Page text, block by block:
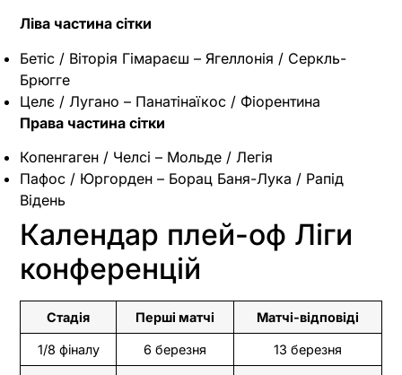
Ліва частина сітки
Бетіс / Віторія Гімараєш – Ягеллонія / Серкль-
Брюгге
Целє / Лугано – Панатінаїкос / Фіорентина
Права частина сітки
Копенгаген / Челсі – Мольде / Легія
Пафос / Юргорден – Борац Баня-Лука / Рапід
Відень
Календар плей-оф Ліги
конференцій
Стадія Перші матчі Матчі-відповіді
1/8 фіналу 6 березня 13 березня